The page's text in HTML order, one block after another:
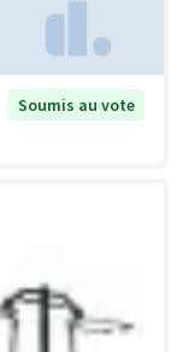
Soumis au vote